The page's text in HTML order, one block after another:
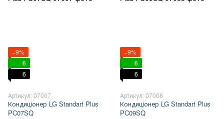
−9%
6
6
Артикул: 07007
Кондиціонер LG Standart Plus
PC07SQ
−9%
6
6
Артикул: 07008
Кондиціонер LG Standart Plus
PC09SQ